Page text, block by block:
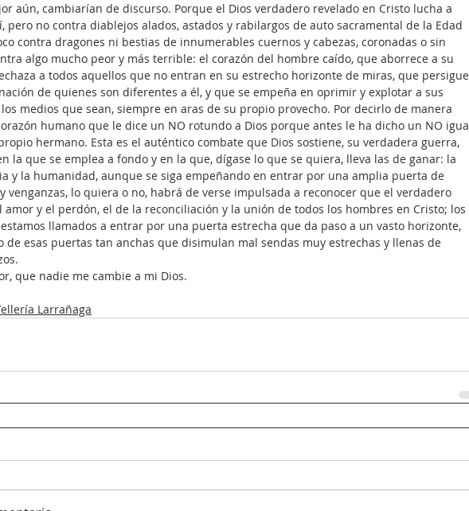
aún, cambiarían de discurso. Porque el Dios verdadero revelado en Cristo lucha a
pero no contra diablejos alados, astados y rabilargos de auto sacramental de la Edad
contra dragones ni bestias de innumerables cuernos y cabezas, coronadas o sin
algo mucho peor y más terrible: el corazón del hombre caído, que aborrece a su
a todos aquellos que no entran en su estrecho horizonte de miras, que persigue
de quienes son diferentes a él, y que se empeña en oprimir y explotar a sus
medios que sean, siempre en aras de su propio provecho. Por decirlo de manera
humano que le dice un NO rotundo a Dios porque antes le ha dicho un NO
hermano. Esta es el auténtico combate que Dios sostiene, su verdadera guerra,
la que se emplea a fondo y en la que, dígase lo que se quiera, lleva las de ganar: la
y la humanidad, aunque se siga empeñando en entrar por una amplia puerta de
venganzas, lo quiera o no, habrá de verse impulsada a reconocer que el verdadero
amor y el perdón, el de la reconciliación y la unión de todos los hombres en Cristo; los
llamados a entrar por una puerta estrecha que da paso a un vasto horizonte,
de esas puertas tan anchas que disimulan mal sendas muy estrechas y llenas de
que nadie me cambie a mi Dios.
Larrañaga